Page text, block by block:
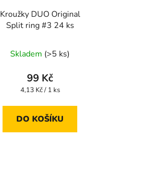
Kroužky DUO Original
Split ring #3 24 ks
Skladem (>5 ks)
99 Kč
Měrná
4,13 Kč / 1 ks
DO KOŠÍKU